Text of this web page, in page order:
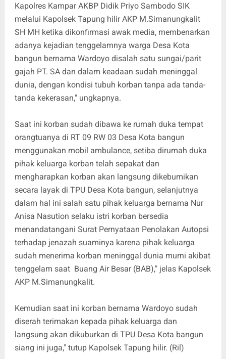
Kapolres Kampar AKBP Didik Priyo Sambodo SIK
melalui Kapolsek Tapung hilir AKP M.Simanungkalit
SH MH ketika dikonfirmasi awak media, membenarkan
adanya kejadian tenggelamnya warga Desa Kota
bangun bernama Wardoyo disalah satu sungai/parit
gajah PT. SA dan dalam keadaan sudah meninggal
dunia, dengan kondisi tubuh korban tanpa ada tanda-
tanda kekerasan," ungkapnya.
Saat ini korban sudah dibawa ke rumah duka tempat
orangtuanya di RT 09 RW 03 Desa Kota bangun
menggunakan mobil ambulance, setiba dirumah duka
pihak keluarga korban telah sepakat dan
mengharapkan korban akan langsung dikebumikan
secara layak di TPU Desa Kota bangun, selanjutnya
dalam hal ini salah satu pihak keluarga bernama Nur
Anisa Nasution selaku istri korban bersedia
menandatangani Surat Pernyataan Penolakan Autopsi
terhadap jenazah suaminya karena pihak keluarga
sudah menerima korban meninggal dunia murni akibat
tenggelam saat Buang Air Besar (BAB)," jelas Kapolsek
AKP M.Simanungkalit.
Kemudian saat ini korban bernama Wardoyo sudah
diserah terimakan kepada pihak keluarga dan
langsung akan dikuburkan di TPU Desa Kota bangun
siang ini juga," tutup Kapolsek Tapung hilir. (Ril)